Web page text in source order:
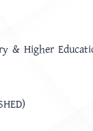
& Higher